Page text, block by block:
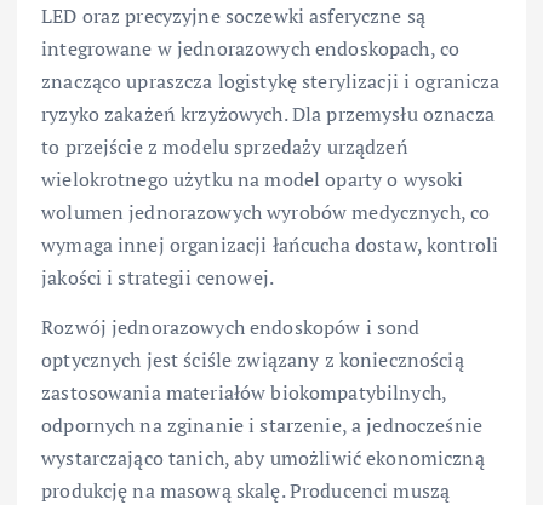
LED oraz precyzyjne soczewki asferyczne są
integrowane w jednorazowych endoskopach, co
znacząco upraszcza logistykę sterylizacji i ogranicza
ryzyko zakażeń krzyżowych. Dla przemysłu oznacza
to przejście z modelu sprzedaży urządzeń
wielokrotnego użytku na model oparty o wysoki
wolumen jednorazowych wyrobów medycznych, co
wymaga innej organizacji łańcucha dostaw, kontroli
jakości i strategii cenowej.
Rozwój jednorazowych endoskopów i sond
optycznych jest ściśle związany z koniecznością
zastosowania materiałów biokompatybilnych,
odpornych na zginanie i starzenie, a jednocześnie
wystarczająco tanich, aby umożliwić ekonomiczną
produkcję na masową skalę. Producenci muszą